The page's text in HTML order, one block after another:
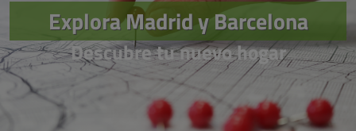
Explora Madrid y Barcelona
Descubre tu nuevo hogar